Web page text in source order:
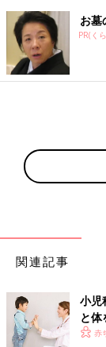
お墓
PR(く
関連記事
小児
と
赤